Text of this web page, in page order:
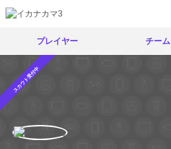
プレイヤー チーム
スカウト受付中